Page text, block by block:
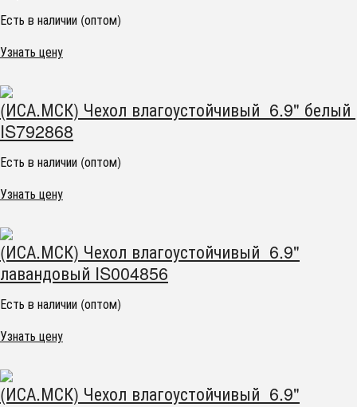
Есть в наличии (оптом)
Узнать цену
(ИСА.МСК) Чехол влагоустойчивый 6.9" белый
IS792868
Есть в наличии (оптом)
Узнать цену
(ИСА.МСК) Чехол влагоустойчивый 6.9"
лавандовый IS004856
Есть в наличии (оптом)
Узнать цену
(ИСА.МСК) Чехол влагоустойчивый 6.9"